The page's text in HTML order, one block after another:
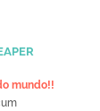
mundo!!